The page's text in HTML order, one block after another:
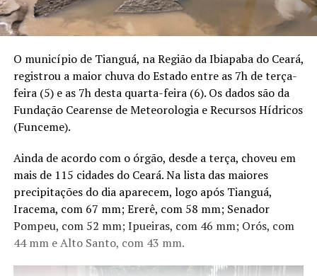
O município de Tianguá, na Região da Ibiapaba do Ceará,
registrou a maior chuva do Estado entre as 7h de terça-
feira (5) e as 7h desta quarta-feira (6). Os dados são da
Fundação Cearense de Meteorologia e Recursos Hídricos
(Funceme).
Ainda de acordo com o órgão, desde a terça, choveu em
mais de 115 cidades do Ceará. Na lista das maiores
precipitações do dia aparecem, logo após Tianguá,
Iracema, com 67 mm; Ererê, com 58 mm; Senador
Pompeu, com 52 mm; Ipueiras, com 46 mm; Orós, com
44 mm e Alto Santo, com 43 mm.